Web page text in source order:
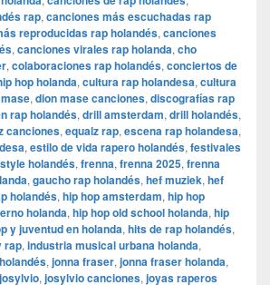
rap, canciones más escuchadas rap
reproducidas rap holandés, canciones
, canciones virales rap holanda, cho
, colaboraciones rap holandés, conciertos de
hop holanda, cultura rap holandesa, cultura
, dion mase canciones, discografías rap
rap holandés, drill amsterdam, drill holandés,
canciones, equalz rap, escena rap holandesa,
, estilo de vida rapero holandés, festivales
holandés, frenna, frenna 2025, frenna
, gaucho rap holandés, hef muziek, hef
holandés, hip hop amsterdam, hip hop
holanda, hip hop old school holanda, hip
y juventud en holanda, hits de rap holandés,
rap, industria musical urbana holanda,
, jonna fraser, jonna fraser holanda,
josylvio, josylvio canciones, joyas raperos